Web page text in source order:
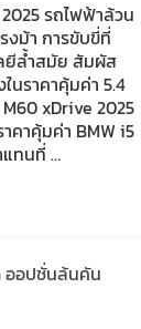
รถไฟฟ้าล้วน
งม้า การขับขี่ที่
ยีล้ำสมัย สัมผัส
นราคาคุ้มค่า 5.4
xDrive 2025
คาคุ้มค่า BMW i5
ทนที่ …
ออปชั่นล้นคัน